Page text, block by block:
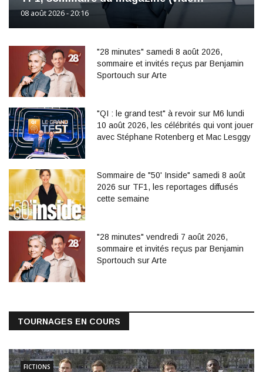
08 août 2026 - 20:16
"28 minutes" samedi 8 août 2026,
sommaire et invités reçus par Benjamin
Sportouch sur Arte
"QI : le grand test" à revoir sur M6 lundi
10 août 2026, les célébrités qui vont jouer
avec Stéphane Rotenberg et Mac Lesggy
Sommaire de "50' Inside" samedi 8 août
2026 sur TF1, les reportages diffusés
cette semaine
"28 minutes" vendredi 7 août 2026,
sommaire et invités reçus par Benjamin
Sportouch sur Arte
TOURNAGES EN COURS
FICTIONS